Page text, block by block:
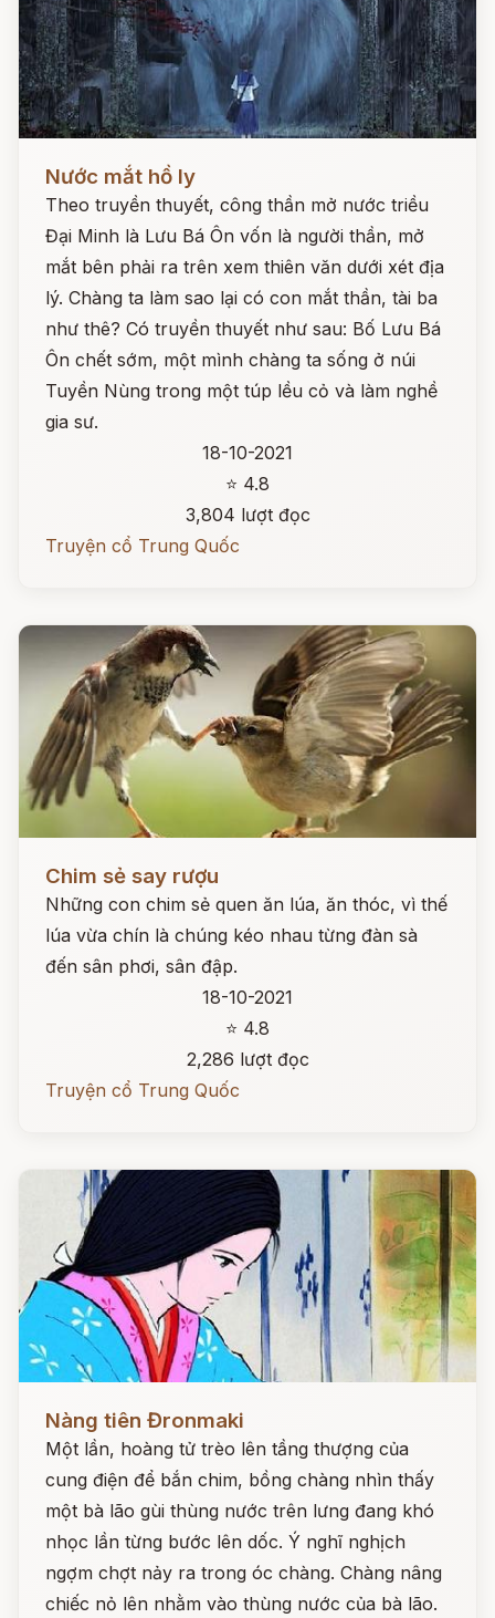
Nước mắt hồ ly
Theo truyền thuyết, công thần mở nước triều
Đại Minh là Lưu Bá Ôn vốn là người thần, mở
mắt bên phải ra trên xem thiên văn dưới xét địa
lý. Chàng ta làm sao lại có con mắt thần, tài ba
như thê? Có truyền thuyết như sau: Bố Lưu Bá
Ôn chết sớm, một mình chàng ta sống ở núi
Tuyền Nùng trong một túp lều cỏ và làm nghề
gia sư.
18-10-2021
⭐ 4.8
3,804 lượt đọc
Truyện cổ Trung Quốc
Chim sẻ say rượu
Những con chim sẻ quen ăn lúa, ăn thóc, vì thế
lúa vừa chín là chúng kéo nhau từng đàn sà
đến sân phơi, sân đập.
18-10-2021
⭐ 4.8
2,286 lượt đọc
Truyện cổ Trung Quốc
Nàng tiên Đronmaki
Một lần, hoàng tử trèo lên tầng thượng của
cung điện để bắn chim, bồng chàng nhìn thấy
một bà lão gùi thùng nước trên lưng đang khó
nhọc lần từng bước lên dốc. Ý nghĩ nghịch
ngợm chợt nảy ra trong óc chàng. Chàng nâng
chiếc nỏ lên nhằm vào thùng nước của bà lão.